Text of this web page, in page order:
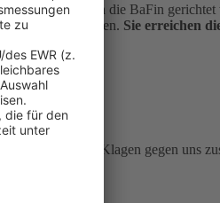
kostenfrei an die BaFin
entscheiden. Sie erreichen
Gericht für Klagen gegen uns